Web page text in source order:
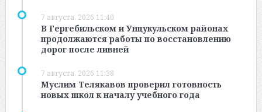
7 августа, 2026 11:40
В Гергебильском и Унцукульском районах
продолжаются работы по восстановлению
дорог после ливней
7 августа, 2026 11:38
Муслим Телякавов проверил готовность
новых школ к началу учебного года